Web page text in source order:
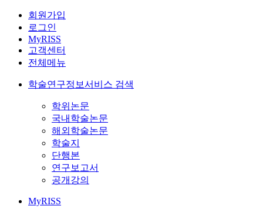
회원가입
로그인
MyRISS
고객센터
전체메뉴
학술연구정보서비스 검색
학위논문
국내학술논문
해외학술논문
학술지
단행본
연구보고서
공개강의
MyRISS